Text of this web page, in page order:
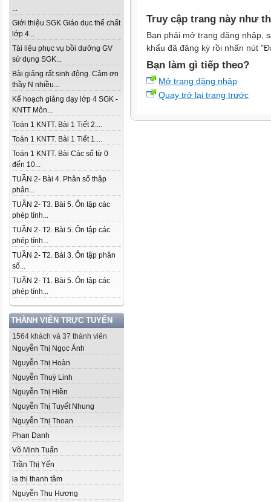
...
Giới thiệu SGK Giáo dục thể chất
lớp 4...
Tài liệu phục vụ bồi dưỡng GV
sử dụng SGK...
Bài giảng rất sinh động. Cảm ơn
thầy N nhiều...
Kế hoạch giảng dạy lớp 4 SGK -
KNTT Môn...
Toán 1 KNTT. Bài 1 Tiết 2....
Toán 1 KNTT. Bài 1 Tiết 1....
Toán 1 KNTT. Bài Các số từ 0
đến 10...
TUẦN 2- Bài 4. Phân số thập
phân...
TUẦN 2- T3. Bài 5. Ôn tập các
phép tính...
TUẦN 2- T2. Bài 5. Ôn tập các
phép tính...
TUẦN 2- T2. Bài 3. Ôn tập phân
số...
TUẦN 2- T1. Bài 5. Ôn tập các
phép tính...
THÀNH VIÊN TRỰC TUYẾN
1564 khách và 37 thành viên
Nguyễn Thị Ngọc Ánh
Nguyễn Thị Hoàn
Nguyễn Thuỳ Linh
Nguyễn Thị Hiền
Nguyễn Thị Tuyết Nhung
Nguyễn Thị Thoan
Phan Danh
Võ Minh Tuấn
Trần Thị Yến
la thị thanh tâm
Nguyễn Thu Hương
Truy cập trang này như
Bạn phải mở trang đăng nhập,
khẩu đã đăng ký rồi nhấn nút
Bạn làm gì tiếp theo?
Mở trang đăng nhập
Quay trở lại trang trước